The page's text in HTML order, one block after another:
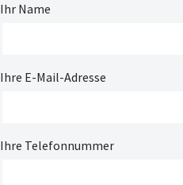
Ihr Name
Ihre E-Mail-Adresse
Ihre Telefonnummer